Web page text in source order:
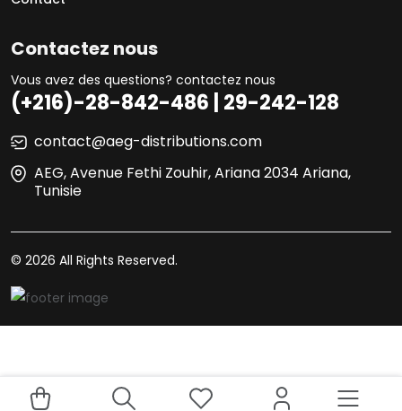
Acheter
Contactez nous
Vous avez des questions? contactez nous
(+216)-28-842-486 | 29-242-128
contact@aeg-distributions.com
AEG, Avenue Fethi Zouhir, Ariana 2034 Ariana,
Tunisie
© 2026 All Rights Reserved.
Your experience on this site will be improved by allowing